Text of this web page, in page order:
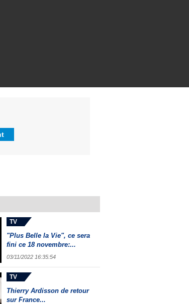
TV
"Plus Belle la Vie", ce sera
fini ce 18 novembre:...
03/11/2022 16:35:54
TV
Thierry Ardisson de retour
sur France...